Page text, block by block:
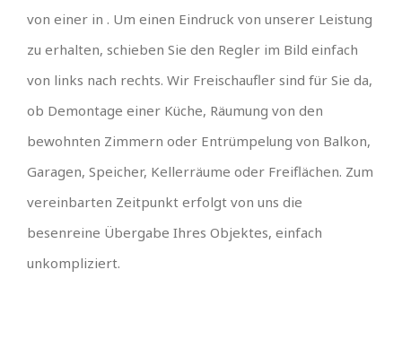
von einer in . Um einen Eindruck von unserer Leistung
zu erhalten, schieben Sie den Regler im Bild einfach
von links nach rechts. Wir Freischaufler sind für Sie da,
ob Demontage einer Küche, Räumung von den
bewohnten Zimmern oder Entrümpelung von Balkon,
Garagen, Speicher, Kellerräume oder Freiflächen. Zum
vereinbarten Zeitpunkt erfolgt von uns die
besenreine Übergabe Ihres Objektes, einfach
unkompliziert.